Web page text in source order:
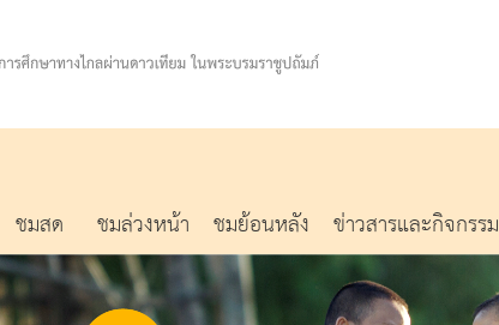
ชมสด ชมล่วงหน้า ชมย้อนหลัง ข่าวสารและกิจกรรม